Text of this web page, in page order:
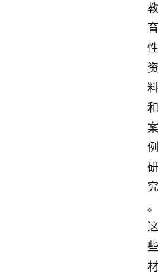
教
育
性
资
料
和
案
例
研
究
。
这
些
材